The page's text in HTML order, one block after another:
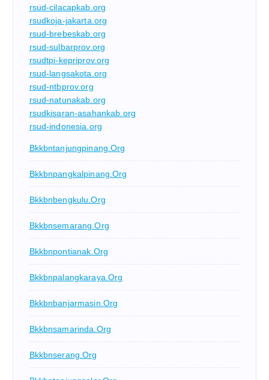
rsud-cilacapkab.org
rsudkoja-jakarta.org
rsud-brebeskab.org
rsud-sulbarprov.org
rsudtpi-kepriprov.org
rsud-langsakota.org
rsud-ntbprov.org
rsud-natunakab.org
rsudkisaran-asahankab.org
rsud-indonesia.org
Bkkbntanjungpinang.org
Bkkbnpangkalpinang.org
Bkkbnbengkulu.org
Bkkbnsemarang.org
Bkkbnpontianak.org
Bkkbnpalangkaraya.org
Bkkbnbanjarmasin.org
Bkkbnsamarinda.org
Bkkbnserang.org